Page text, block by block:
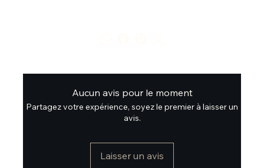
Aucun avis pour le moment
Partagez votre expérience, soyez le premier à laisser un
avis.
Laisser un avis